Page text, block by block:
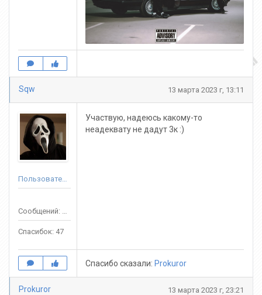
Sqw 13 марта 2023 г, 13:11
Пользователь
Сообщений: 107
Спасибок: 47
Участвую, надеюсь какому-то
неадеквату не дадут 3к :)
Спасибо сказали: Prokuror
Prokuror 13 марта 2023 г, 23:21